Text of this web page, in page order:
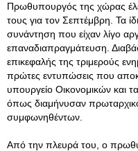
Πρωθυπουργός της χώρας
τους για τον Σεπτέμβρη. Τα
συνάντηση που είχαν λίγο
επαναδιαπραγμάτευση.
επικεφαλής της τριμερούς
πρώτες εντυπώσεις που
υπουργείο Οικονομικών και
όπως διαμήνυσαν
συμφωνηθέντων.
Από την πλευρά του, ο